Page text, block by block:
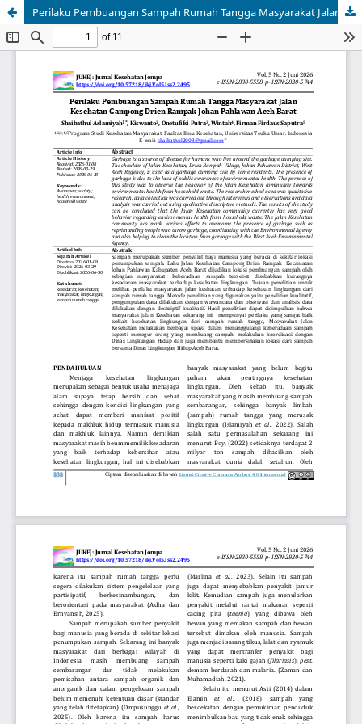
Perilaku Pembuangan Sampah Rumah Tangga Masyarakat Jalan Kesehatan Gampong Drien Rampak Johan Pahlawan Aceh Barat